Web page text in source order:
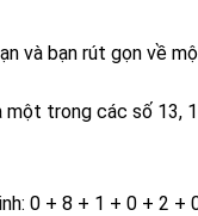
và bạn rút gọn về
trong các số 13,
0 + 8 + 1 + 0 + 2 +